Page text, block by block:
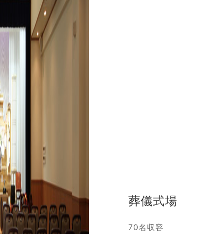
葬儀式場
70名収容